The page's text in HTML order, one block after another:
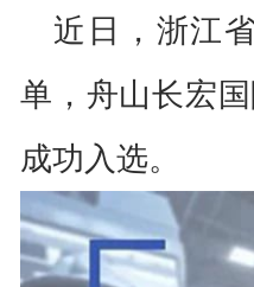
近日，浙江
单，舟山长宏
成功入选。